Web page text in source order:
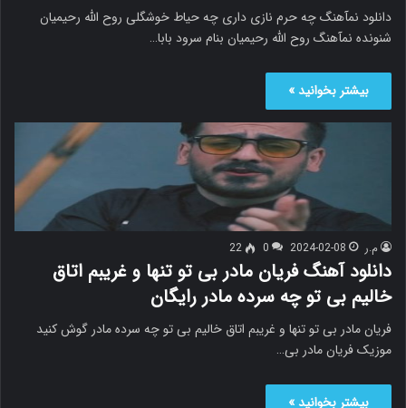
دانلود نمآهنگ چه حرم نازی داری چه حیاط خوشگلی روح الله رحیمیان
شنونده نمآهنگ روح الله رحیمیان بنام سرود بابا…
بیشتر بخوانید »
م.ر 2024-02-08
0
22
دانلود آهنگ فریان مادر بی تو تنها و غریبم اتاق
خالیم بی تو چه سرده مادر رایگان
فریان مادر بی تو تنها و غریبم اتاق خالیم بی تو چه سرده مادر گوش کنید
موزیک فریان مادر بی…
بیشتر بخوانید »